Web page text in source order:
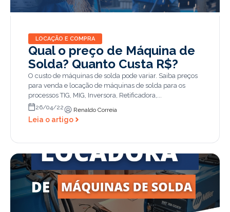
LOCAÇÃO E COMPRA
Qual o preço de Máquina de
Solda? Quanto Custa R$?
O custo de máquinas de solda pode variar. Saiba preços
para venda e locação de máquinas de solda para os
processos TIG, MIG, Inversora, Retificadora,...
26/04/22 Renaldo Correia
Leia o artigo